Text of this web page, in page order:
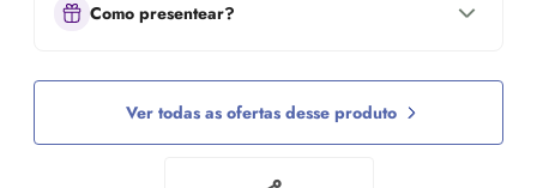
Como presentear?
Ver todas as ofertas desse produto